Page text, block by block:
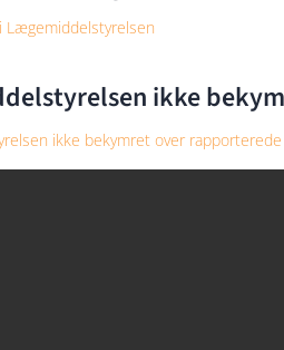
Lægemiddelstyrelsen
ikke
ikke bekymret over rapporterede